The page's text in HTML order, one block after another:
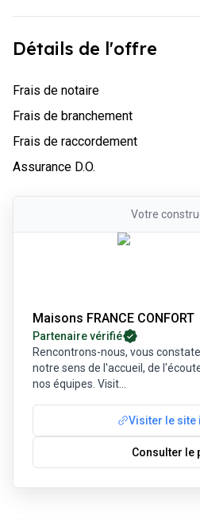
Détails de l'offre
Frais de notaire-
Frais de branchement-
Frais de raccordement-
Assurance D.O.
Votre
Maisons FRANCE CONFORT
Partenaire vérifié
Rencontrons-nous, vous
notre sens de l'accueil, de
nos équipes. Visit
Visiter le site
Consulter le